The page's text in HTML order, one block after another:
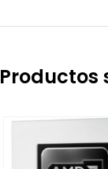
Productos